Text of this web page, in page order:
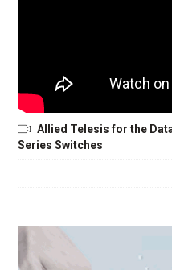
Allied Telesis for the
Series Switches